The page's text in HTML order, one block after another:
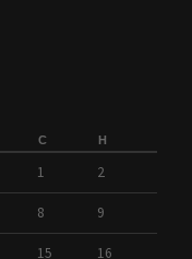
С Н
1 2
8 9
15 16